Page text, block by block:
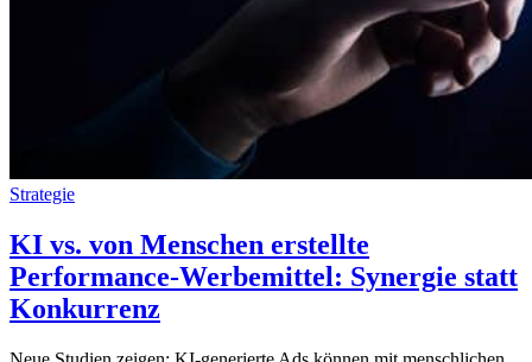
Strategie
KI vs. von Menschen erstellte
Performance-Werbemittel: Synergie statt
Konkurrenz